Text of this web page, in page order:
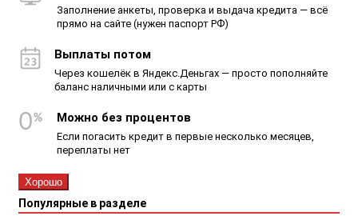
Заполнение анкеты, проверка и выдача кредита — всё
прямо на сайте (нужен паспорт РФ)
Выплаты потом
Через кошелёк в Яндекс.Деньгах — просто пополняйте
баланс наличными или с карты
Можно без процентов
Если погасить кредит в первые несколько месяцев,
переплаты нет
Хорошо
Популярные в разделе